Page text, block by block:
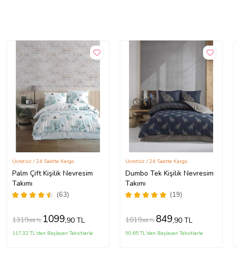
Palm Çift Kişilik Nevresim
Takımı
(63)
Ücretsiz / 24 Saatte Kargo
1319,88 TL 1099,90 TL
117,32 TL'den Başlayan Taksitlerle
Dumbo Tek Kişilik Nevresim
Takımı
(19)
Ücretsiz / 24 Saatte Kargo
1019,88 TL 849,90 TL
90,65 TL'den Başlayan Taksitlerle